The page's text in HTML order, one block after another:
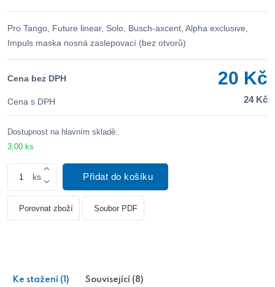
Pro Tango, Future linear, Solo, Busch-axcent, Alpha exclusive,
Impuls maska nosná zaslepovací (bez otvorů)
Cena bez DPH 20 Kč
Cena s DPH 24 Kč
Dostupnost na hlavním skladě:
3,00 ks
ks Přidat do košíku
Porovnat zboží Soubor PDF
Ke stažení (1) Související (8)